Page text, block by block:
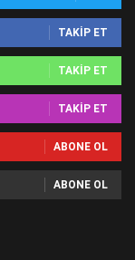
TAKIP ET
TAKIP ET
TAKIP ET
ABONE OL
ABONE OL